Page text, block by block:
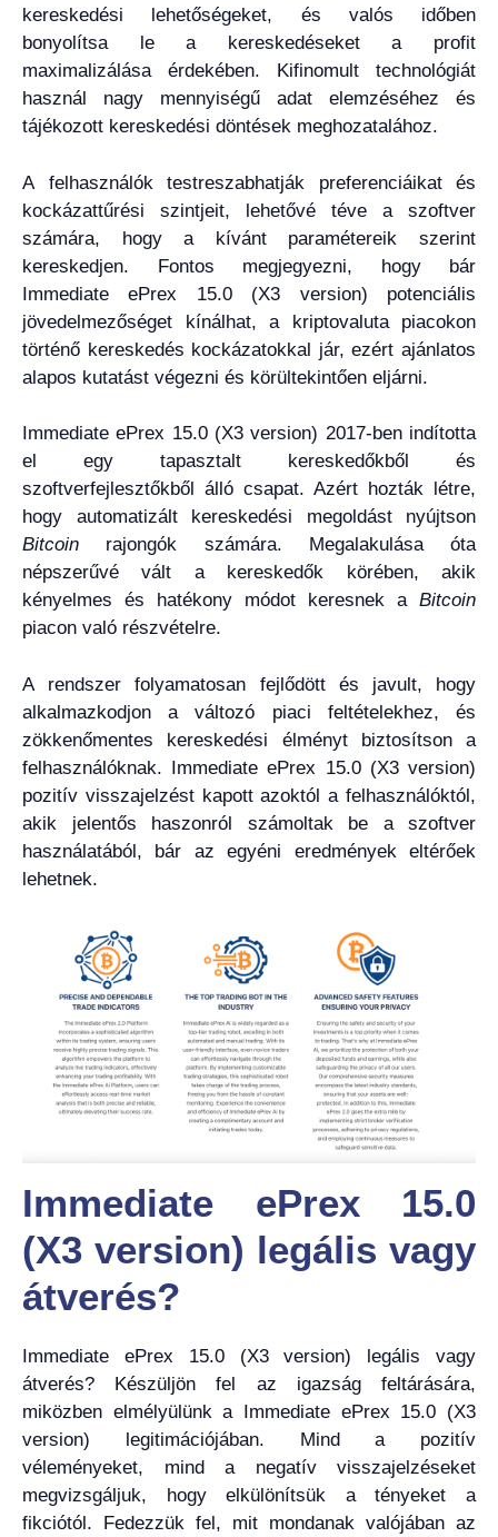
kereskedési lehetőségeket, és valós időben
bonyolítsa le a kereskedéseket a profit
maximalizálása érdekében. Kifinomult technológiát
használ nagy mennyiségű adat elemzéséhez és
tájékozott kereskedési döntések meghozatalához.
A felhasználók testreszabhatják preferenciáikat és
kockázattűrési szintjeit, lehetővé téve a szoftver
számára, hogy a kívánt paramétereik szerint
kereskedjen. Fontos megjegyezni, hogy bár
Immediate ePrex 15.0 (X3 version) potenciális
jövedelmezőséget kínálhat, a kriptovaluta piacokon
történő kereskedés kockázatokkal jár, ezért ajánlatos
alapos kutatást végezni és körültekintően eljárni.
Immediate ePrex 15.0 (X3 version) 2017-ben indította
el egy tapasztalt kereskedőkből és
szoftverfejlesztőkből álló csapat. Azért hozták létre,
hogy automatizált kereskedési megoldást nyújtson
Bitcoin rajongók számára. Megalakulása óta
népszerűvé vált a kereskedők körében, akik
kényelmes és hatékony módot keresnek a Bitcoin
piacon való részvételre.
A rendszer folyamatosan fejlődött és javult, hogy
alkalmazkodjon a változó piaci feltételekhez, és
zökkenőmentes kereskedési élményt biztosítson a
felhasználóknak. Immediate ePrex 15.0 (X3 version)
pozitív visszajelzést kapott azoktól a felhasználóktól,
akik jelentős haszonról számoltak be a szoftver
használatából, bár az egyéni eredmények eltérőek
lehetnek.
Immediate ePrex 15.0
(X3 version) legális vagy
átverés?
Immediate ePrex 15.0 (X3 version) legális vagy
átverés? Készüljön fel az igazság feltárására,
miközben elmélyülünk a Immediate ePrex 15.0 (X3
version) legitimációjában. Mind a pozitív
véleményeket, mind a negatív visszajelzéseket
megvizsgáljuk, hogy elkülönítsük a tényeket a
fikciótól. Fedezzük fel, mit mondanak valójában az